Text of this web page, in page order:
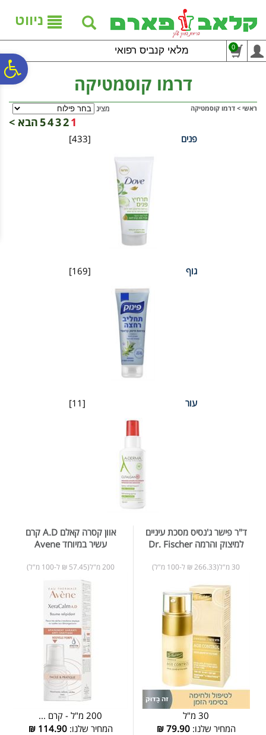
נגישות
אתר
המרכזי
ניווט
מלאי קנביס רפואי 0
דרמו קוסמטיקה
ראשי > דרמו קוסמטיקה מציג
1
2
3
4
5הבא >
[433] פנים
[169] גוף
[11] עור
ד"ר פישר ג'נסיס מסכת עיניים
למיצוק והרמה Dr. Fischer
30 מ"ל(266.33 ₪ ל-100 מ"ל)
30 מ"ל
המחיר שלנו:79.90
₪
אוון קסרה קאלם A.D קרם
עשיר במיוחד Avene
200 מ"ל(57.45 ₪ ל-100 מ"ל)
200 מ"ל - קרם ...
המחיר שלנו:114.90
₪